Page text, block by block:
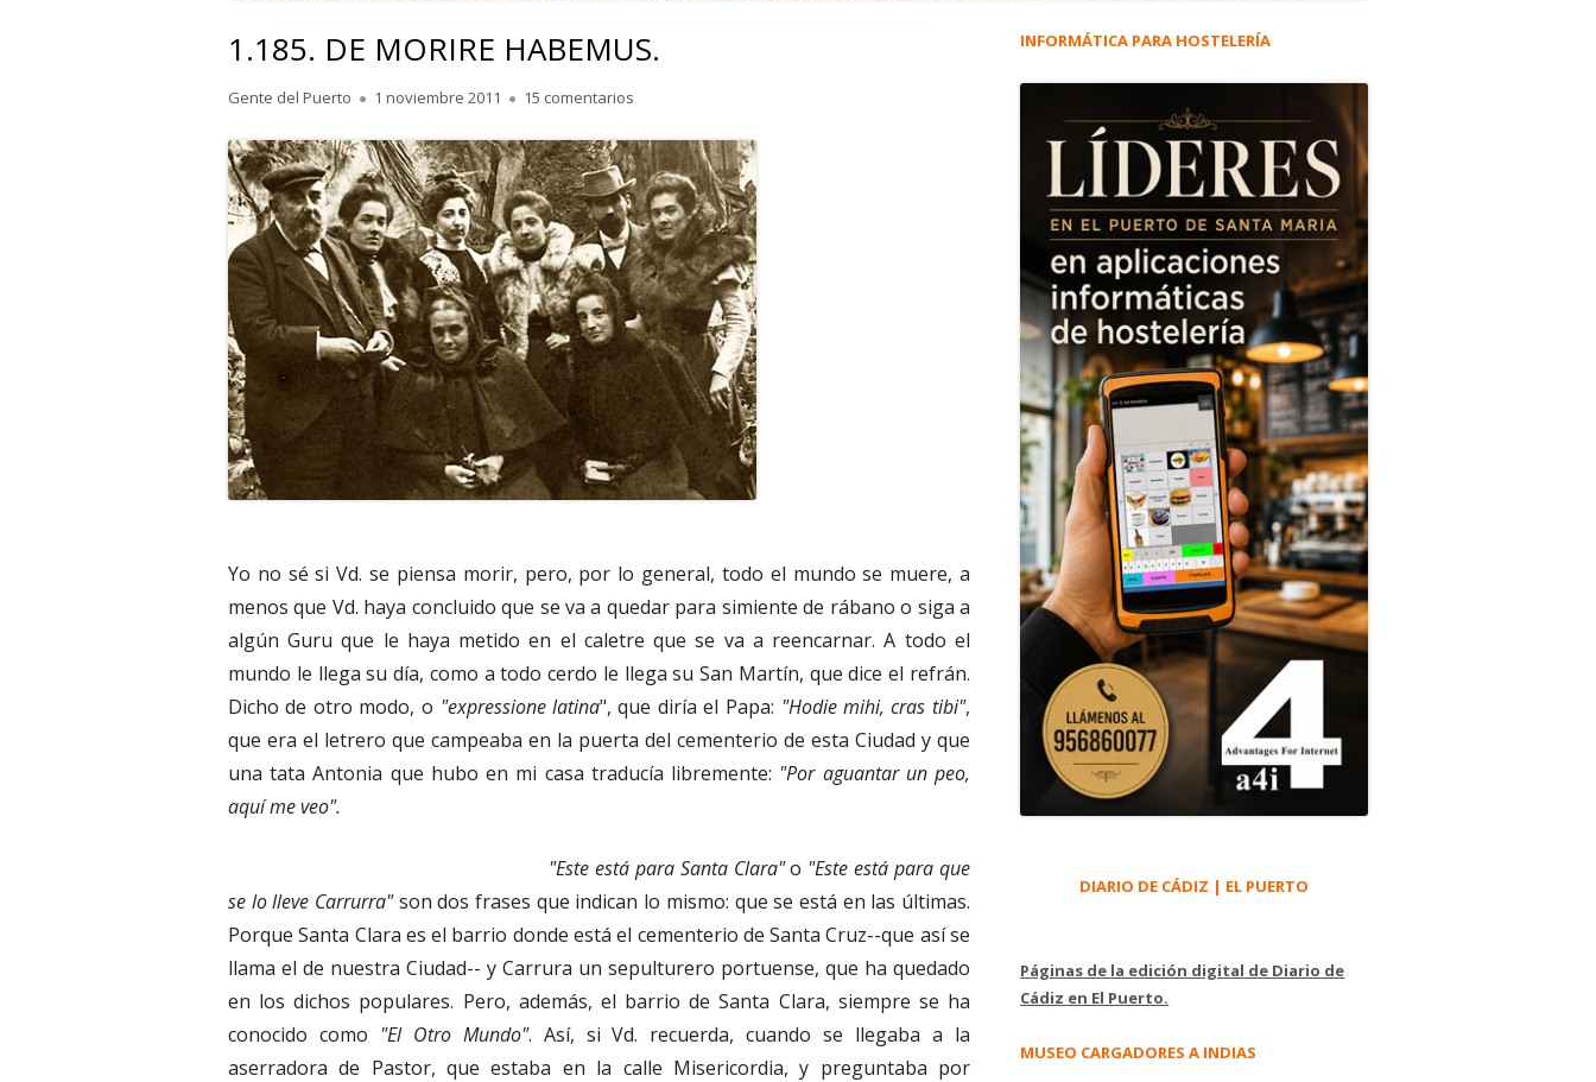
1.185. DE MORIRE HABEMUS.
Autor
Gente del Puerto
Publicado
1 noviembre 2011 15 comentarios
Yo no sé si Vd. se piensa morir, pero, por lo general, todo el mundo se muere, a
menos que Vd. haya concluido que se va a quedar para simiente de rábano o siga a
algún Guru que le haya metido en el caletre que se va a reencarnar. A todo el
mundo le llega su día, como a todo cerdo le llega su San Martín, que dice el refrán.
Dicho de otro modo, o "expressione latina", que diría el Papa: "Hodie mihi, cras tibi",
que era el letrero que campeaba en la puerta del cementerio de esta Ciudad y que
una tata Antonia que hubo en mi casa traducía libremente: "Por aguantar un peo,
aquí me veo".
"Este está para Santa Clara"o "Este está para que
se lo lleve Carrurra"son dos frases que indican lo mismo: que se está en las últimas.
Porque Santa Clara es el barrio donde está el cementerio de Santa Cruz--que así se
llama el de nuestra Ciudad-- y Carrura un sepulturero portuense, que ha quedado
en los dichos populares. Pero, además, el barrio de Santa Clara, siempre se ha
conocido como "El Otro Mundo". Así, si Vd. recuerda, cuando se llegaba a la
aserradora de Pastor, que estaba en la calle Misericordia, y preguntaba por
Barra
principal
INFORMÁTICA PARA HOSTELERÍA
DIARIO DE CÁDIZ | EL PUERTO
Páginas de la edición digital de Diario de
Cádiz en El Puerto.
MUSEO CARGADORES A INDIAS